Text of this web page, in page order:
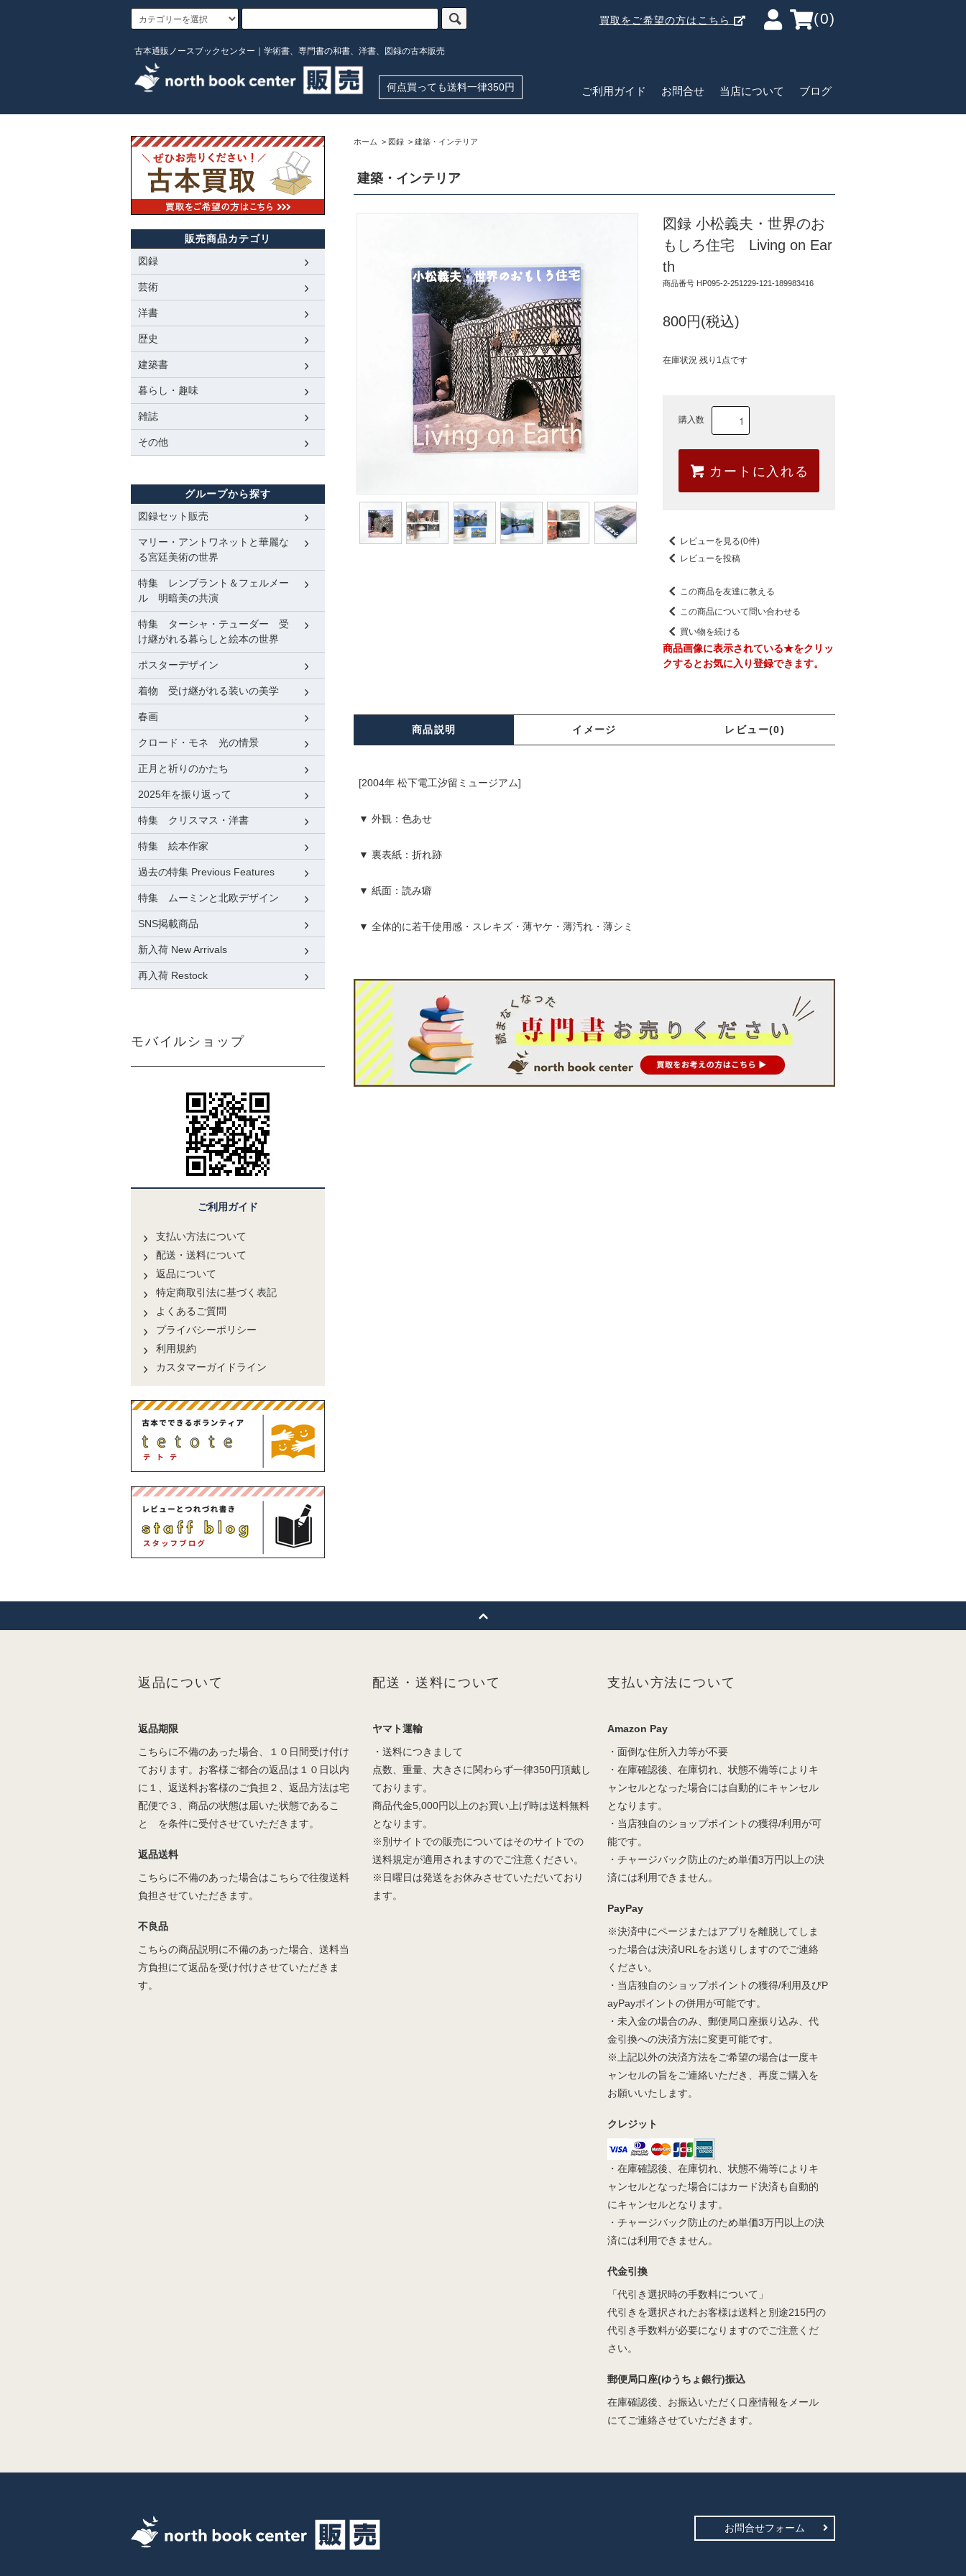
買取をご希望の方はこちら (0)
古本通販ノースブックセンター｜学術書、専門書の和書、洋書、図録の古本販売
何点買っても送料一律350円 ご利用ガイド お問合せ 当店について ブログ
ホーム > 図録 > 建築・インテリア
建築・インテリア
図録 小松義夫・世界のお
もしろ住宅 Living on Ear
th
商品番号 HP095-2-251229-121-189983416
800円(税込)
在庫状況 残り1点です
購入数
カートに入れる
レビューを見る(0件)
レビューを投稿
この商品を友達に教える
この商品について問い合わせる
買い物を続ける
商品画像に表示されている★をクリッ
クするとお気に入り登録できます。
商品説明 イメージ レビュー(0)
[2004年 松下電工汐留ミュージアム]
▼ 外観：色あせ
▼ 裏表紙：折れ跡
▼ 紙面：読み癖
▼ 全体的に若干使用感・スレキズ・薄ヤケ・薄汚れ・薄シミ
販売商品カテゴリ
図録
芸術
洋書
歴史
建築書
暮らし・趣味
雑誌
その他
グループから探す
図録セット販売
マリー・アントワネットと華麗な
る宮廷美術の世界
特集 レンブラント＆フェルメー
ル 明暗美の共演
特集 ターシャ・テューダー 受
け継がれる暮らしと絵本の世界
ポスターデザイン
着物 受け継がれる装いの美学
春画
クロード・モネ 光の情景
正月と祈りのかたち
2025年を振り返って
特集 クリスマス・洋書
特集 絵本作家
過去の特集 Previous Features
特集 ムーミンと北欧デザイン
SNS掲載商品
新入荷 New Arrivals
再入荷 Restock
モバイルショップ
ご利用ガイド
支払い方法について
配送・送料について
返品について
特定商取引法に基づく表記
よくあるご質問
プライバシーポリシー
利用規約
カスタマーガイドライン
返品について
返品期限
こちらに不備のあった場合、１０日間受け付け
ております。お客様ご都合の返品は１０日以内
に１、返送料お客様のご負担２、返品方法は宅
配便で３、商品の状態は届いた状態であるこ
と を条件に受付させていただきます。
返品送料
こちらに不備のあった場合はこちらで往復送料
負担させていただきます。
不良品
こちらの商品説明に不備のあった場合、送料当
方負担にて返品を受け付けさせていただきま
す。
配送・送料について
ヤマト運輸
・送料につきまして
点数、重量、大きさに関わらず一律350円頂戴し
ております。
商品代金5,000円以上のお買い上げ時は送料無料
となります。
※別サイトでの販売についてはそのサイトでの
送料規定が適用されますのでご注意ください。
※日曜日は発送をお休みさせていただいており
ます。
支払い方法について
Amazon Pay
・面倒な住所入力等が不要
・在庫確認後、在庫切れ、状態不備等によりキ
ャンセルとなった場合には自動的にキャンセル
となります。
・当店独自のショップポイントの獲得/利用が可
能です。
・チャージバック防止のため単価3万円以上の決
済には利用できません。
PayPay
※決済中にページまたはアプリを離脱してしま
った場合は決済URLをお送りしますのでご連絡
ください。
・当店独自のショップポイントの獲得/利用及びP
ayPayポイントの併用が可能です。
・未入金の場合のみ、郵便局口座振り込み、代
金引換への決済方法に変更可能です。
※上記以外の決済方法をご希望の場合は一度キ
ャンセルの旨をご連絡いただき、再度ご購入を
お願いいたします。
クレジット
・在庫確認後、在庫切れ、状態不備等によりキ
ャンセルとなった場合にはカード決済も自動的
にキャンセルとなります。
・チャージバック防止のため単価3万円以上の決
済には利用できません。
代金引換
「代引き選択時の手数料について」
代引きを選択されたお客様は送料と別途215円の
代引き手数料が必要になりますのでご注意くだ
さい。
郵便局口座(ゆうちょ銀行)振込
在庫確認後、お振込いただく口座情報をメール
にてご連絡させていただきます。
お問合せフォーム